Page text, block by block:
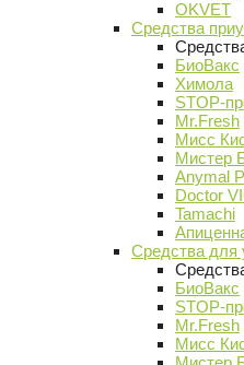
OKVET
Средства
БиоВакс
Химола
STOP-
Mr.Fresh
Мисс
Мистер
Anymal
Doctor
Tamachi
Средства для
БиоВакс
STOP-
Mr.Fresh
Мисс